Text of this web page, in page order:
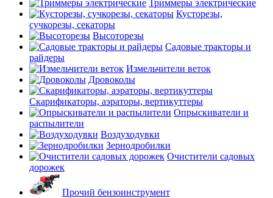
Триммеры электрические
Кусторезы,
сучкорезы, секаторы
Высоторезы
Садовые тракторы и
райдеры
Измельчители веток
Дровоколы
Скарификаторы, аэраторы, вертикуттеры
Опрыскиватели и
распылители
Воздуходувки
Зернодробилки
Очистители садовых
дорожек
Прочий бензоинструмент